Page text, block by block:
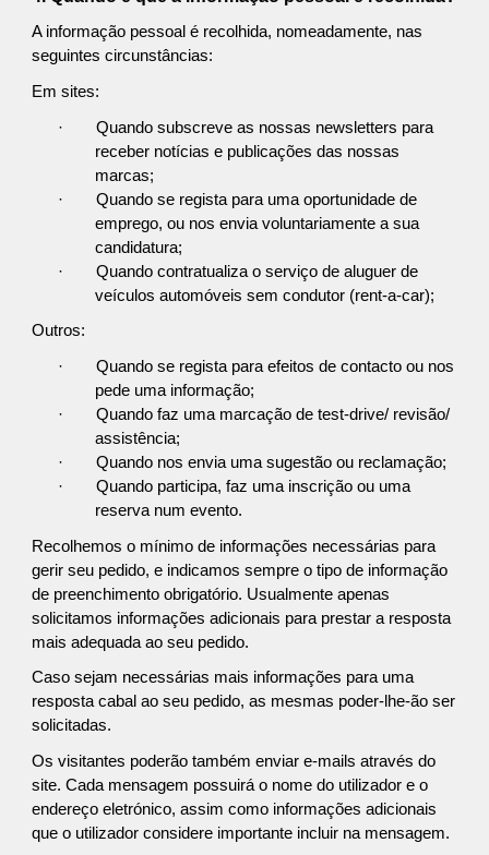
A informação pessoal é recolhida, nomeadamente, nas
seguintes circunstâncias:
Em sites:
·
Quando subscreve as nossas newsletters para
receber notícias e publicações das nossas
marcas;
·
Quando se regista para uma oportunidade de
emprego, ou nos envia voluntariamente a sua
candidatura;
·
Quando contratualiza o serviço de aluguer de
veículos automóveis sem condutor (rent-a-car);
Outros:
·
Quando se regista para efeitos de contacto ou nos
pede uma informação;
·
Quando faz uma marcação de test-drive/ revisão/
assistência;
·
Quando nos envia uma sugestão ou reclamação;
·
Quando participa, faz uma inscrição ou uma
reserva num evento.
Recolhemos o mínimo de informações necessárias para
gerir seu pedido, e indicamos sempre o tipo de informação
de preenchimento obrigatório. Usualmente apenas
solicitamos informações adicionais para prestar a resposta
mais adequada ao seu pedido.
Caso sejam necessárias mais informações para uma
resposta cabal ao seu pedido, as mesmas poder-lhe-ão ser
solicitadas.
Os visitantes poderão também enviar e-mails através do
site. Cada mensagem possuirá o nome do utilizador e o
endereço eletrónico, assim como informações adicionais
que o utilizador considere importante incluir na mensagem.